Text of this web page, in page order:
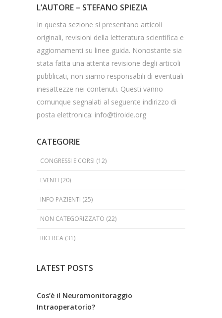
L’AUTORE – STEFANO SPIEZIA
In questa sezione si presentano articoli
originali, revisioni della letteratura scientifica e
aggiornamenti su linee guida. Nonostante sia
stata fatta una attenta revisione degli articoli
pubblicati, non siamo responsabili di eventuali
inesattezze nei contenuti. Questi vanno
comunque segnalati al seguente indirizzo di
posta elettronica: info@tiroide.org
CATEGORIE
CONGRESSI E CORSI (12)
EVENTI (20)
INFO PAZIENTI (25)
NON CATEGORIZZATO (22)
RICERCA (31)
LATEST POSTS
Cos’è il Neuromonitoraggio
Intraoperatorio?